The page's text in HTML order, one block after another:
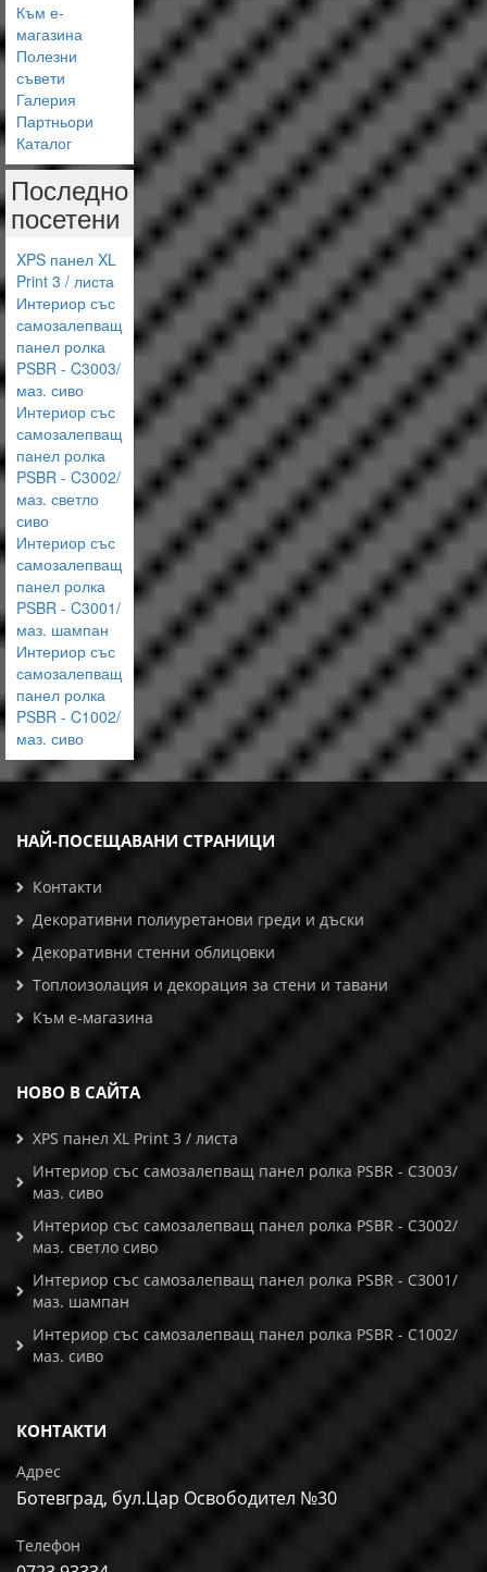
Към е-
магазина
Полезни
съвети
Галерия
Партньори
Каталог
Последно
посетени
XPS панел XL
Print 3 / листа
Интериор със
самозалепващ
панел ролка
PSBR - C3003/
маз. сиво
Интериор със
самозалепващ
панел ролка
PSBR - C3002/
маз. светло
сиво
Интериор със
самозалепващ
панел ролка
PSBR - C3001/
маз. шампан
Интериор със
самозалепващ
панел ролка
PSBR - C1002/
маз. сиво
НАЙ-ПОСЕЩАВАНИ СТРАНИЦИ
Контакти
Декоративни полиуретанови греди и дъски
Декоративни стенни облицовки
Топлоизолация и декорация за стени и тавани
Към е-магазина
НОВО В САЙТА
XPS панел XL Print 3 / листа
Интериор със самозалепващ панел ролка PSBR - C3003/
маз. сиво
Интериор със самозалепващ панел ролка PSBR - C3002/
маз. светло сиво
Интериор със самозалепващ панел ролка PSBR - C3001/
маз. шампан
Интериор със самозалепващ панел ролка PSBR - C1002/
маз. сиво
КОНТАКТИ
Адрес
Ботевград, бул.Цар Освободител №30
Телефон